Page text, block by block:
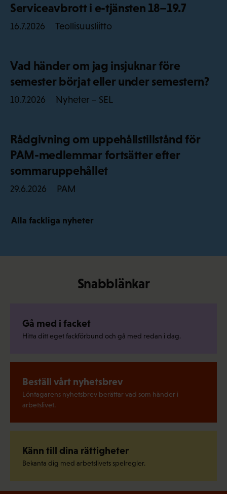
Serviceavbrott i e-tjänsten 18–19.7
16.7.2026 Teollisuusliitto
Vad händer om jag insjuknar före
semester börjat eller under semestern?
10.7.2026 Nyheter – SEL
Rådgivning om uppehållstillstånd för
PAM-medlemmar fortsätter efter
sommaruppehållet
29.6.2026 PAM
Alla fackliga nyheter
Snabblänkar
Gå med i facket
Hitta ditt eget fackförbund och gå med redan i dag.
Beställ vårt nyhetsbrev
Löntagarens nyhetsbrev berättar vad som händer i
arbetslivet.
Känn till dina rättigheter
Bekanta dig med arbetslivets spelregler.